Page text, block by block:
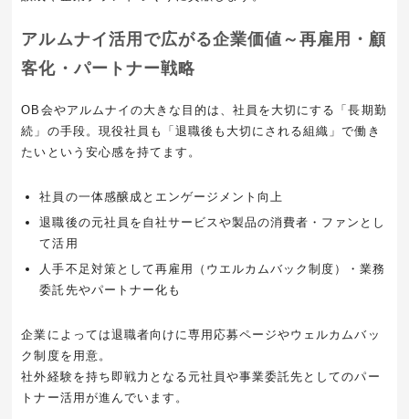
アルムナイ活用で広がる企業価値～再雇用・顧
客化・パートナー戦略
OB会やアルムナイの大きな目的は、社員を大切にする「長期勤
続」の手段。現役社員も「退職後も大切にされる組織」で働き
たいという安心感を持てます。
社員の一体感醸成とエンゲージメント向上
退職後の元社員を自社サービスや製品の消費者・ファンとし
て活用
人手不足対策として再雇用（ウエルカムバック制度）・業務
委託先やパートナー化も
企業によっては退職者向けに専用応募ページやウェルカムバッ
ク制度を用意。
社外経験を持ち即戦力となる元社員や事業委託先としてのパー
トナー活用が進んでいます。